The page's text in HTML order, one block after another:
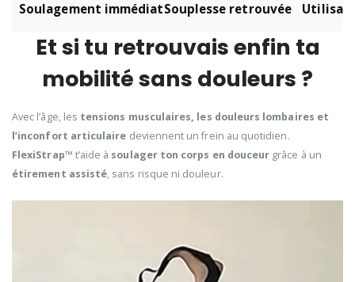
Soulagement immédiatSouplesse retrouvée
Et si tu retrouvais enfin ta
mobilité sans douleurs ?
Avec l’âge, les tensions musculaires, les douleurs lombaires et
l’inconfort articulaire deviennent un frein au quotidien.
FlexiStrap™ t’aide à soulager ton corps en douceur grâce à un
étirement assisté, sans risque ni douleur.